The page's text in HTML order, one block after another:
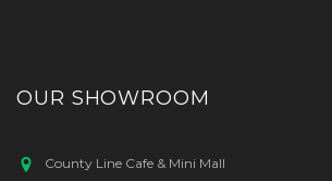
OUR SHOWROOM
County Line Cafe & Mini Mall